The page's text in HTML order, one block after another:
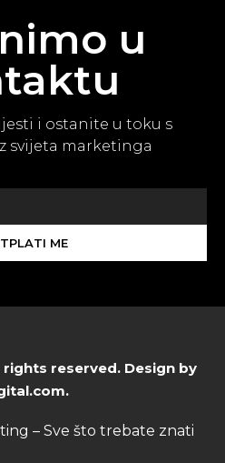
u
i ostanite u toku s
svijeta marketinga
ME
reserved. Design by
– Sve što trebate znati